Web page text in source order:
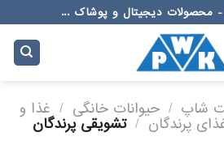
- محصولات دیجیتال و پوشاک ...
شاپ / حیوانات خانگی / غذا و
پرندگان / تشویقی پرندگان